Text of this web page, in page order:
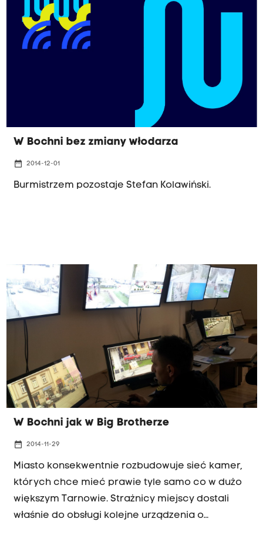
W Bochni bez zmiany włodarza
date_range 2014-12-01
Burmistrzem pozostaje Stefan Kolawiński.
W Bochni jak w Big Brotherze
date_range 2014-11-29
Miasto konsekwentnie rozbudowuje sieć kamer,
których chce mieć prawie tyle samo co w dużo
większym Tarnowie. Strażnicy miejscy dostali
właśnie do obsługi kolejne urządzenia o